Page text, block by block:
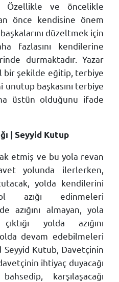
Özellikle ve öncelikle
önce kendisine önem
düzeltmek için
fazlasını kendilerine
durmaktadır. Yazar
bir şekilde eğitip, terbiye
başkasını terbiye
üstün olduğunu ifade
­| Seyyid Kutup
etmiş ve bu yola revan
yolunda ilerlerken,
yolda kendilerini
azığı edinmeleri
azığını almayan, yola
yolda azığını
devam edebilmeleri
Kutub, Davetçinin
ihtiyaç duyacağı
karşılaşacağı